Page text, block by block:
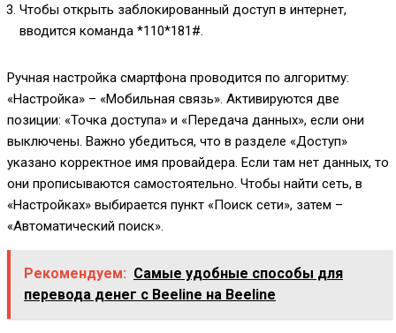
Чтобы открыть заблокированный доступ в интернет,
вводится команда *110*181#.
Ручная настройка смартфона проводится по алгоритму:
«Настройка» – «Мобильная связь». Активируются две
позиции: «Точка доступа» и «Передача данных», если они
выключены. Важно убедиться, что в разделе «Доступ»
указано корректное имя провайдера. Если там нет данных, то
они прописываются самостоятельно. Чтобы найти сеть, в
«Настройках» выбирается пункт «Поиск сети», затем –
«Автоматический поиск».
Рекомендуем: Самые удобные способы для
перевода денег с Beeline на Beeline